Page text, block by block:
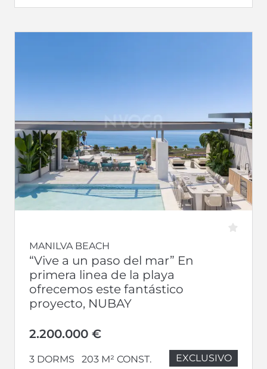
EXCLUSIVO
MANILVA BEACH
“Vive a un paso del mar” En
primera linea de la playa
ofrecemos este fantástico
proyecto, NUBAY
2.200.000 €
3 DORMS 203 M² CONST.